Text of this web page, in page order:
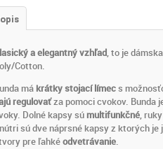
a elegantný vzhľad, to je
Cotton.
mákrátky stojací límecs
regulovaťza pomoci cvokov. Bunda
Dolné kapsy súmultifunkčné,
sú dve náprsné kapsy z ktorých je
pre ľahkéodvetrávanie.